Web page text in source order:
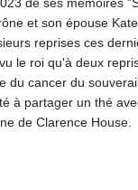
de ses mémoires
et son épouse
reprises ces
le roi qu'à deux
du cancer du
à partager un thé
de Clarence House.